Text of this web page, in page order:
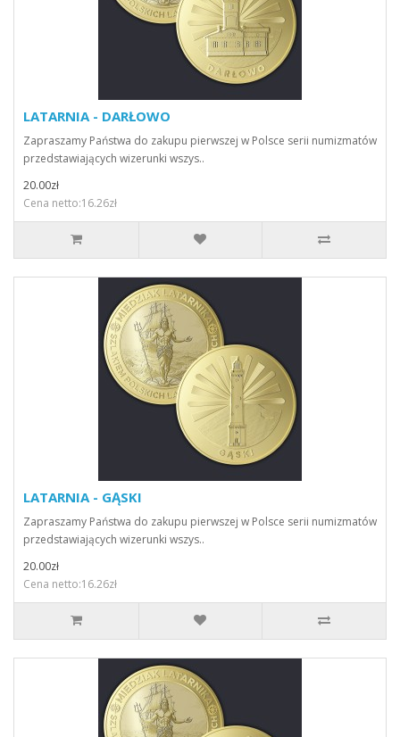
LATARNIA - DARŁOWO
Zapraszamy Państwa do zakupu pierwszej w Polsce serii numizmatów
przedstawiających wizerunki wszys..
20.00zł
Cena netto:16.26zł
LATARNIA - GĄSKI
Zapraszamy Państwa do zakupu pierwszej w Polsce serii numizmatów
przedstawiających wizerunki wszys..
20.00zł
Cena netto:16.26zł